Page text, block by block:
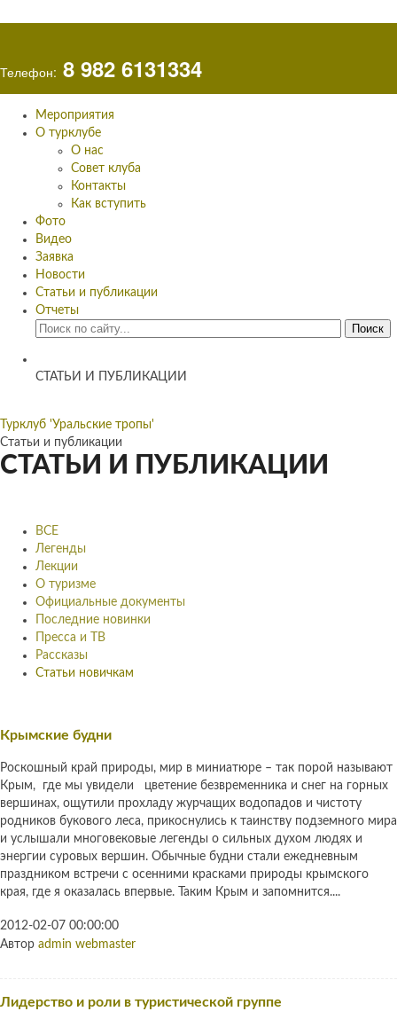
Телефон: 8 982 6131334
Мероприятия
О турклубе
О нас
Совет клуба
Контакты
Как вступить
Фото
Видео
Заявка
Новости
Статьи и публикации
Отчеты
СТАТЬИ И ПУБЛИКАЦИИ
Турклуб 'Уральские тропы'
Статьи и публикации
СТАТЬИ И ПУБЛИКАЦИИ
ВСЕ
Легенды
Лекции
О туризме
Официальные документы
Последние новинки
Пресса и ТВ
Рассказы
Статьи новичкам
Крымские будни
Роскошный край природы, мир в миниатюре – так порой называют
Крым, где мы увидели цветение безвременника и снег на горных
вершинах, ощутили прохладу журчащих водопадов и чистоту
родников букового леса, прикоснулись к таинству подземного мира
и услышали многовековые легенды о сильных духом людях и
энергии суровых вершин. Обычные будни стали ежедневным
праздником встречи с осенними красками природы крымского
края, где я оказалась впервые. Таким Крым и запомнится....
2012-02-07 00:00:00
Автор admin webmaster
Лидерство и роли в туристической группе